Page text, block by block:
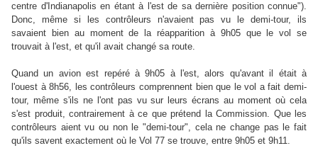
centre d'Indianapolis en étant à l'est de sa dernière position connue").
Donc, même si les contrôleurs n'avaient pas vu le demi-tour, ils
savaient bien au moment de la réapparition à 9h05 que le vol se
trouvait à l'est, et qu'il avait changé sa route.
Quand un avion est repéré à 9h05 à l'est, alors qu'avant il était à
l'ouest à 8h56, les contrôleurs comprennent bien que le vol a fait demi-
tour, même s'ils ne l'ont pas vu sur leurs écrans au moment où cela
s'est produit, contrairement à ce que prétend la Commission. Que les
contrôleurs aient vu ou non le "demi-tour", cela ne change pas le fait
qu'ils savent exactement où le Vol 77 se trouve, entre 9h05 et 9h11.